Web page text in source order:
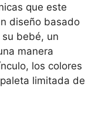
que este
diseño basado
su bebé, un
manera
los colores
limitada de